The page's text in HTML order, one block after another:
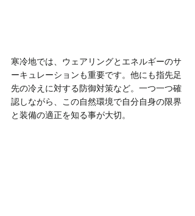
寒冷地では、ウェアリングとエネルギーのサ
ーキュレーションも重要です。他にも指先足
先の冷えに対する防御対策など。一つ一つ確
認しながら、この自然環境で自分自身の限界
と装備の適正を知る事が大切。